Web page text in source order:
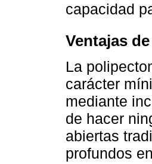
capacidad
Ventajas
La
carácter
mediante
de hacer
abiertas
profundos